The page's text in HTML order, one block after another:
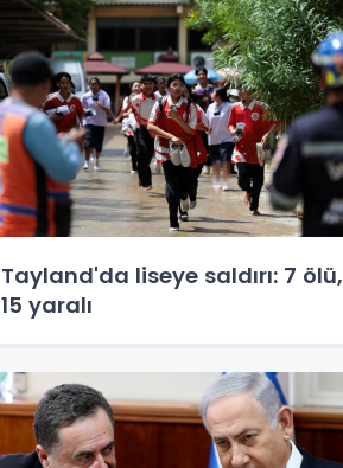
Tayland'da liseye saldırı: 7 ölü,
15 yaralı